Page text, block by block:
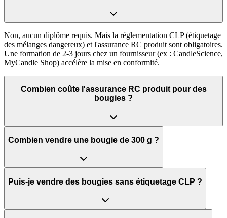
Non, aucun diplôme requis. Mais la réglementation CLP (étiquetage
des mélanges dangereux) et l'assurance RC produit sont obligatoires.
Une formation de 2-3 jours chez un fournisseur (ex : CandleScience,
MyCandle Shop) accélère la mise en conformité.
Combien coûte l'assurance RC produit pour des
bougies ?
Combien vendre une bougie de 300 g ?
Puis-je vendre des bougies sans étiquetage CLP ?